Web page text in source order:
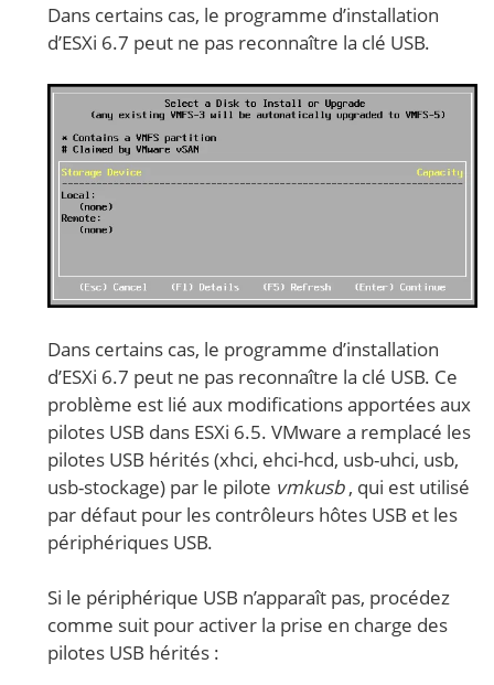
Dans certains cas, le programme d’installation
d’ESXi 6.7 peut ne pas reconnaître la clé USB.
Dans certains cas, le programme d’installation
d’ESXi 6.7 peut ne pas reconnaître la clé USB. Ce
problème est lié aux modifications apportées aux
pilotes USB dans ESXi 6.5. VMware a remplacé les
pilotes USB hérités (xhci, ehci-hcd, usb-uhci, usb,
usb-stockage) par le pilote vmkusb, qui est utilisé
par défaut pour les contrôleurs hôtes USB et les
périphériques USB.
Si le périphérique USB n’apparaît pas, procédez
comme suit pour activer la prise en charge des
pilotes USB hérités :